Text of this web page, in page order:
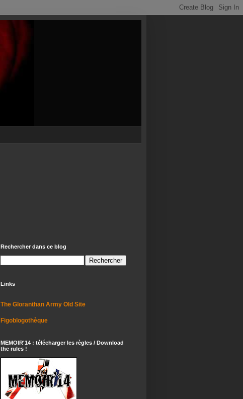
Rechercher dans ce blog
Links
The Gloranthan Army Old Site
Figoblogothèque
MEMOIR'14 : télécharger les règles / Download
the rules !